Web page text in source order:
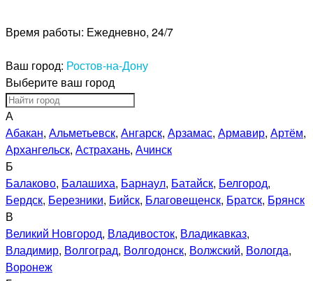
Время работы: Ежедневно, 24/7
Ваш город: Ростов-на-Дону
Выберите ваш город
А
Абакан, Альметьевск, Ангарск, Арзамас, Армавир, Артём,
Архангельск, Астрахань, Ачинск
Б
Балаково, Балашиха, Барнаул, Батайск, Белгород,
Бердск, Березники, Бийск, Благовещенск, Братск, Брянск
В
Великий Новгород, Владивосток, Владикавказ,
Владимир, Волгоград, Волгодонск, Волжский, Вологда,
Воронеж